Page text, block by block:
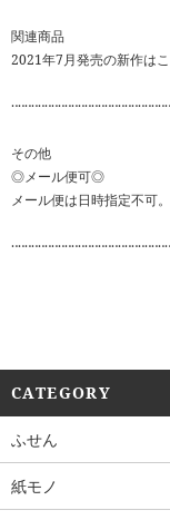
関連商品
2021年7月発売の新作は
その他
◎メール便可◎
メール便は日時指定不可
CATEGORY
ふせん
紙モノ